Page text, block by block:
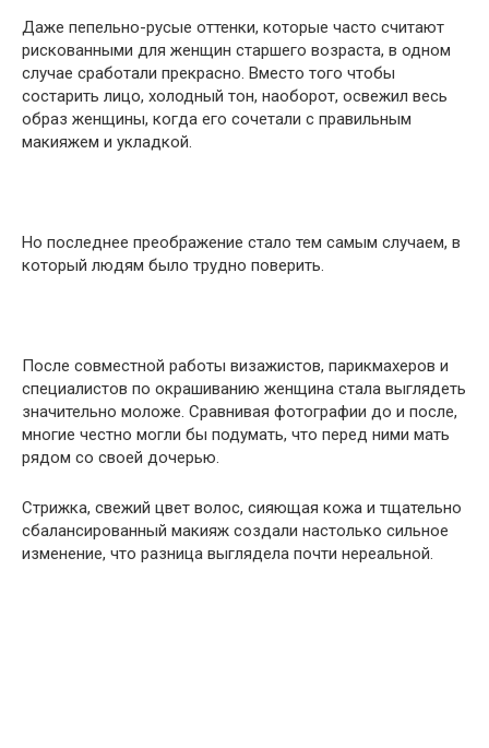
Даже пепельно-русые оттенки, которые часто считают
рискованными для женщин старшего возраста, в одном
случае сработали прекрасно. Вместо того чтобы
состарить лицо, холодный тон, наоборот, освежил весь
образ женщины, когда его сочетали с правильным
макияжем и укладкой.
Но последнее преображение стало тем самым случаем, в
который людям было трудно поверить.
После совместной работы визажистов, парикмахеров и
специалистов по окрашиванию женщина стала выглядеть
значительно моложе. Сравнивая фотографии до и после,
многие честно могли бы подумать, что перед ними мать
рядом со своей дочерью.
Стрижка, свежий цвет волос, сияющая кожа и тщательно
сбалансированный макияж создали настолько сильное
изменение, что разница выглядела почти нереальной.